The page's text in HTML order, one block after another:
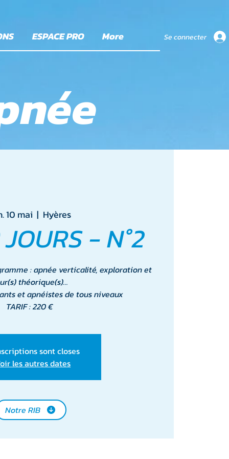
ESPACE PRO More Se connecter
10 mai
  |
Hyères
- N°2
: apnée verticalité, exploration et
théorique(s)…
et apnéistes de tous niveaux
TARIF : 220 €
sont closes
les autres dates
Notre RIB